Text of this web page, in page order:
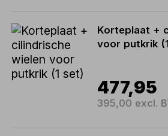
Korteplaat +
voor putkrik
477,95
395,00 excl.